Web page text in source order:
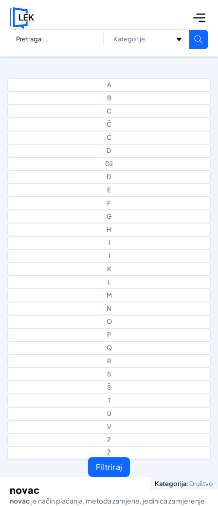
A
B
C
Č
Ć
D
Dž
Đ
E
F
G
H
I
J
K
L
M
N
O
P
Q
R
S
Š
T
U
V
Z
Ž
Filtriraj
Kategorija: Društvo
novac
novac je način plaćanja, metoda zamjene, jedinica za mjerenje